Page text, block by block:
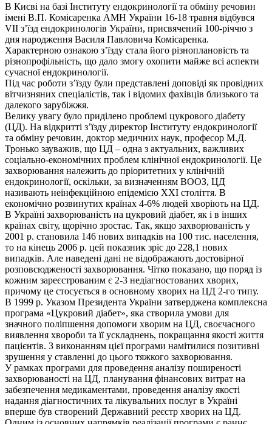
В Києві на базі Інституту ендокринології та обміну речовин
імені В.П. Комісаренка АМН України 16-18 травня відбувся
VII з’їзд ендокринологів України, присвячений 100-річчю з
дня народження Василя Павловича Комісаренка.
Характерною ознакою з’їзду стала його різноплановість та
різнопрофільність, що дало змогу охопити майже всі аспекти
сучасної ендокринології.
Під час роботи з’їзду були представлені доповіді як провідних
вітчизняних спеціалістів, так і відомих фахівців близького та
далекого зарубіжжя.
Велику увагу було приділено проблемі цукрового діабету
(ЦД). На відкритті з’їзду директор Інституту ендокринології
та обміну речовин, доктор медичних наук, професор М.Д.
Тронько зауважив, що ЦД – одна з актуальних, важливих
соціально-економічних проблем клінічної ендокринології. Це
захворювання належить до пріоритетних у клінічній
ендокринології, оскільки, за визначенням ВООЗ, ЦД
називають неінфекційною епідемією ХХІ століття. В
економічно розвинутих країнах 4-6% людей хворіють на ЦД.
В Україні захворюваність на цукровий діабет, як і в інших
країнах світу, щорічно зростає. Так, якщо захворюваність у
2001 р. становила 146 нових випадків на 100 тис. населення,
то на кінець 2006 р. цей показник зріс до 228,1 нових
випадків. Але наведені дані не відображають достовірної
розповсюдженості захворювання. Чітко показано, що поряд із
кожним зареєстрованим є 2-3 недіагностованих хворих,
причому це стосується в основному хворих на ЦД 2-го типу.
В 1999 р. Указом Президента України затверджена комплексна
програма «Цукровий діабет», яка створила умови для
значного поліпшення допомоги хворим на ЦД, своєчасного
виявлення хвороби та її ускладнень, покращання якості життя
пацієнтів. З виконанням цієї програми намітилися позитивні
зрушення у ставленні до цього тяжкого захворювання.
У рамках програми для проведення аналізу поширеності
захворюваності на ЦД, планування фінансових витрат на
забезпечення медикаментами, проведення аналізу якості
надання діагностичних та лікувальних послуг в Україні
вперше був створений Державний реєстр хворих на ЦД.